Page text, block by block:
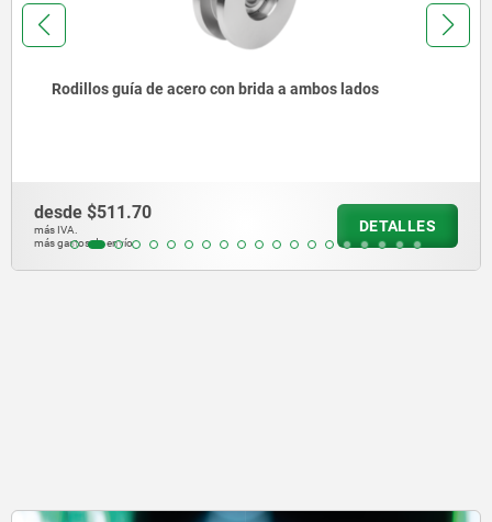
guía de acero con brida a ambos lados
$511.70
de envío
DETALLES